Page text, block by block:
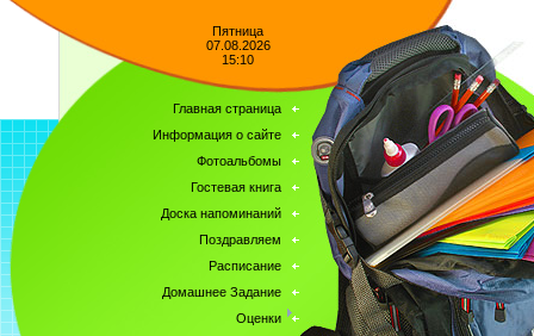
Пятница
07.08.2026
15:10
Главная страница
Информация о сайте
Фотоальбомы
Гостевая книга
Доска напоминаний
Поздравляем
Расписание
Домашнее Задание
Оценки